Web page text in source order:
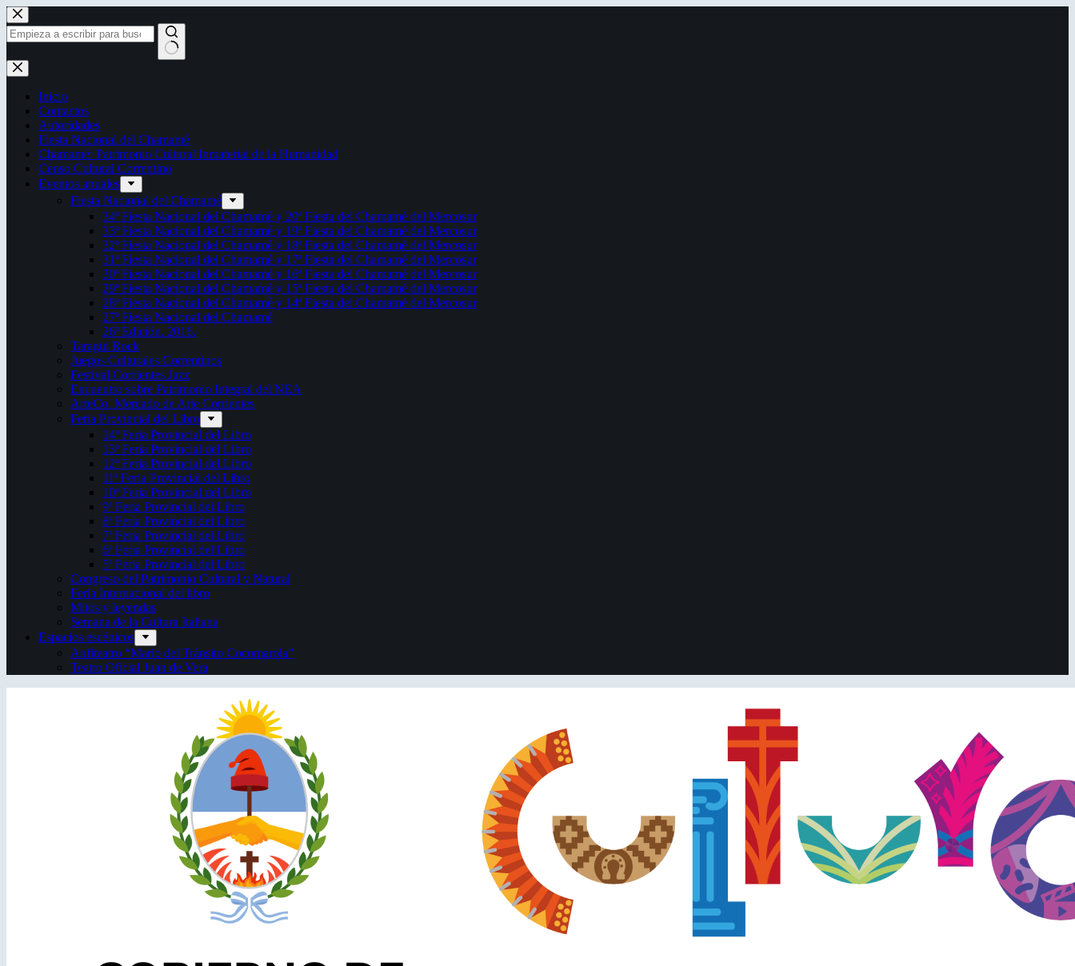
Saltar
al
contenido
Sin
resultados
Inicio
Contactos
Autoridades
Fiesta Nacional del Chamamé
Chamamé: Patrimonio Cultural Inmaterial de la Humanidad
Censo Cultural Correntino
Eventos anuales
Fiesta Nacional del Chamamé
34ª Fiesta Nacional del Chamamé y 20ª Fiesta del Chamamé del Mercosur
33ª Fiesta Nacional del Chamamé y 19ª Fiesta del Chamamé del Mercosur
32ª Fiesta Nacional del Chamamé y 18ª Fiesta del Chamamé del Mercosur
31ª Fiesta Nacional del Chamamé y 17ª Fiesta del Chamamé del Mercosur
30ª Fiesta Nacional del Chamamé y 16ª Fiesta del Chamamé del Mercosur
29ª Fiesta Nacional del Chamamé y 15ª Fiesta del Chamamé del Mercosur
28ª Fiesta Nacional del Chamamé y 14ª Fiesta del Chamamé del Mercosur
27ª Fiesta Nacional del Chamamé
26ª Edición. 2016.
Taragüi Rock
Juegos Culturales Correntinos
Festival Corrientes Jazz
Encuentro sobre Patrimonio Integral del NEA
ArteCo. Mercado de Arte Corrientes
Feria Provincial del Libro
14ª Feria Provincial del Libro
13ª Feria Provincial del Libro
12ª Feria Provincial del Libro
11ª Feria Provincial del Libro
10ª Feria Provincial del Libro
9ª Feria Provincial del Libro
8ª Feria Provincial del Libro
7ª Feria Provincial del Libro
6ª Feria Provincial del Libro
5ª Feria Provincial del Libro
Congreso del Patrimonio Cultural y Natural
Feria Internacional del libro
Mitos y leyendas
Semana de la Cultura Italiana
Espacios escénicos
Anfiteatro “Mario del Tránsito Cocomarola”
Teatro Oficial Juan de Vera